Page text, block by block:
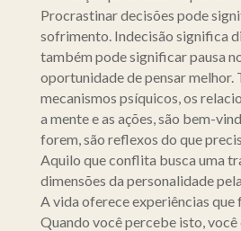
Procrastinar decisões pode
sofrimento. Indecisão significa
também pode significar pausa
oportunidade de pensar melhor.
mecanismos psíquicos, os
a mente e as ações, são bem-
forem, são reflexos do que
Aquilo que conflita busca uma
dimensões da personalidade
A vida oferece experiências que
Quando você percebe isto,